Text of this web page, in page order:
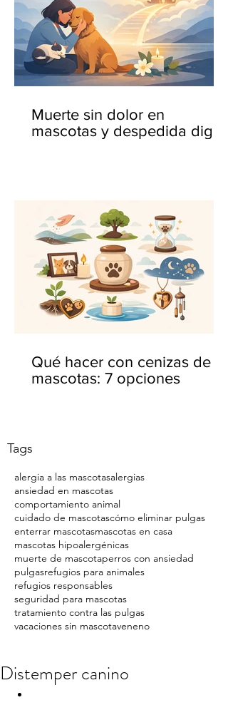
Muerte sin dolor en
mascotas y despedida digna
Qué hacer con cenizas de
mascotas: 7 opciones
Tags
alergia a las mascotasalergias
ansiedad en mascotas
comportamiento animal
cuidado de mascotascómo eliminar pulgas
enterrar mascotasmascotas en casa
mascotas hipoalergénicas
muerte de mascotaperros con ansiedad
pulgasrefugios para animales
refugios responsables
seguridad para mascotas
tratamiento contra las pulgas
vacaciones sin mascotaveneno
Distemper canino